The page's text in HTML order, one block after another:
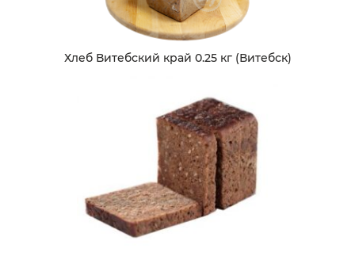
Хлеб Витебский край 0.25 кг (Витебск)